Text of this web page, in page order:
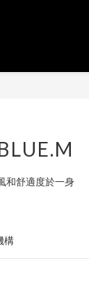
和舒適度於一身
構